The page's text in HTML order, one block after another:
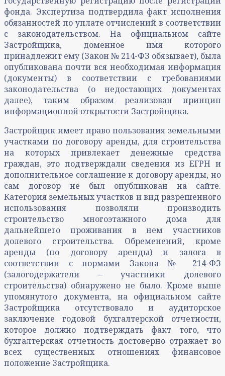
фонда. Экспертиза подтвердила факт исполнения
обязанностей по уплате отчислений в соответствии
с законодательством. На официальном сайте
Застройщика, доменное имя которого
принадлежит ему (Закон № 214-ФЗ обязывает), была
опубликована почти вся необходимая информация
(документы) в соответствии с требованиями
законодательства (о недостающих документах
далее), таким образом реализован принцип
информационной открытости Застройщика.
Застройщик имеет право пользования земельными
участками по договору аренды, для строительства
на которых привлекает денежные средства
граждан, это подтверждали сведения из ЕГРН и
дополнительное соглашение к договору аренды, но
сам договор не был опубликован на сайте.
Категория земельных участков и вид разрешенного
использования позволяли производить
строительство многоэтажного дома для
дальнейшего проживания в нем участников
долевого строительства. Обременений, кроме
аренды (по договору аренды) и залога в
соответствии с нормами Закона № 214-ФЗ
(залогодержатели – участники долевого
строительства) обнаружено не было. Кроме выше
упомянутого документа, на официальном сайте
Застройщика отсутствовало и аудиторское
заключение годовой бухгалтерской отчетности,
которое должно подтверждать факт того, что
бухгалтерская отчетность достоверно отражает во
всех существенных отношениях финансовое
положение Застройщика.